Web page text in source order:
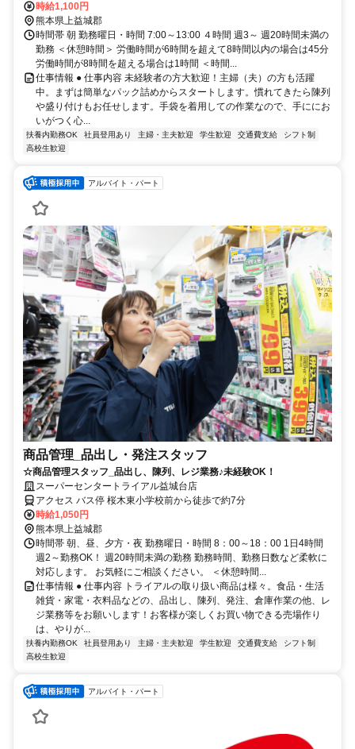
時給1,100円
熊本県上益城郡
時間帯 朝 勤務曜日・時間 7:00～13:00 ４時間 週3～ 週20時間未満の
勤務 ＜休憩時間＞ 労働時間が6時間を超えて8時間以内の場合は45分
労働時間が8時間を超える場合は1時間 ＜時間...
仕事情報 ● 仕事内容 未経験者の方大歓迎！主婦（夫）の方も活躍
中。まずは簡単なパック詰めからスタートします。慣れてきたら陳列
や盛り付けもお任せします。手袋を着用しての作業なので、手ににお
いがつく心...
扶養内勤務OK 社員登用あり 主婦・主夫歓迎 学生歓迎 交通費支給
シフト制
高校生歓迎
アルバイト・パート
商品管理_品出し・発注スタッフ
☆商品管理スタッフ_品出し、陳列、レジ業務♪未経験OK！
スーパーセンタートライアル益城台店
アクセス バス停 桜木東小学校前から徒歩で約7分
時給1,050円
熊本県上益城郡
時間帯 朝、昼、夕方・夜 勤務曜日・時間 8：00～18：00 1日4時間
週2～勤務OK！ 週20時間未満の勤務 勤務時間、勤務日数など柔軟に
対応します。 お気軽にご相談ください。 ＜休憩時間...
仕事情報 ● 仕事内容 トライアルの取り扱い商品は様々。食品・生活
雑貨・家電・衣料品などの、品出し、陳列、発注、倉庫作業の他、レ
ジ業務等をお願いします！お客様が楽しくお買い物できる売場作り
は、やりが...
扶養内勤務OK 社員登用あり 主婦・主夫歓迎 学生歓迎 交通費支給
シフト制
高校生歓迎
アルバイト・パート